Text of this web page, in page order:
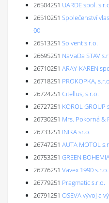
26504251 UARDE spol. s
26510251 Společenství
00
26513251 Solvent s.r.o.
26695251 NaVaDa STAV
26710251 ARAY-KAREN
26718251 PROKOPKA,
26724251 Citellus, s.r.o.
26727251 KOROL GROUP
26730251 Mrs. Pokorná &
26733251 INIKA sr.o.
26747251 AUTA MOTOL
26753251 GREEN
26776251 Vavex 1990 s.r.o.
26779251 Pragmatic s.r.o.
26791251 OSEVA vývoj a